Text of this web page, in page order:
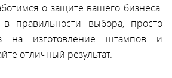
о защите вашего бизнеса.
правильности выбора, просто
на изготовление штампов и
отличный результат.